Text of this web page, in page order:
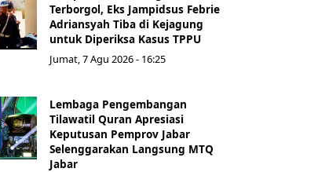
Terborgol, Eks Jampidsus Febrie
Adriansyah Tiba di Kejagung
untuk Diperiksa Kasus TPPU
Jumat, 7 Agu 2026 - 16:25
Lembaga Pengembangan
Tilawatil Quran Apresiasi
Keputusan Pemprov Jabar
Selenggarakan Langsung MTQ
Jabar